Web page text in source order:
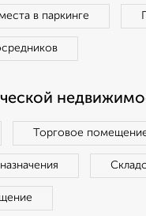
в паркинге
Торговое